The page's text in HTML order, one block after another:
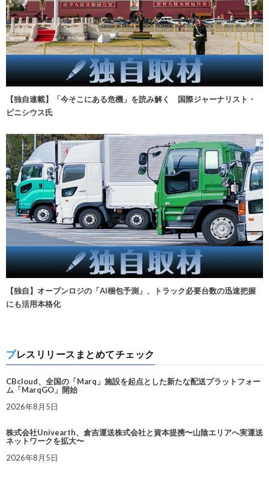
【独自連載】「今そこにある危機」を読み解く 国際ジャーナリスト・
ビニシウス氏
【独自】オープンロジの「AI梱包予測」、トラック必要台数の迅速把握
にも活用本格化
プレスリリースまとめてチェック
CBcloud、全国の「Marq」施設を起点とした新たな配送プラットフォー
ム「MarqGO」開始
2026年8月5日
株式会社Univearth、倉吉運送株式会社と資本提携〜山陰エリアへ実運送
ネットワークを拡大〜
2026年8月5日